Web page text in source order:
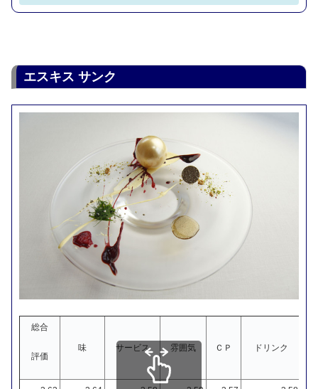
エスキス サンク
総合
評価
味 サービス 雰囲気 ＣＰ ドリンク